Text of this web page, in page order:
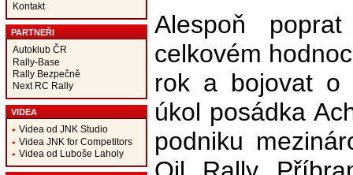
Kontakt
PARTNEŘI
Autoklub ČR
Rally-Base
Rally Bezpečně
Next RC Rally
VIDEA
Videa od JNK Studio
Videa JNK for Competitors
Videa od Luboše Laholy
Alespoň
celkovém
rok a bojovat
úkol posádka
podniku